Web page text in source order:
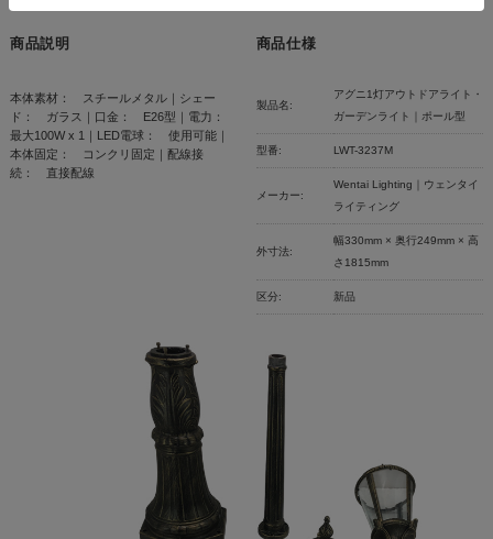
商品説明
本体素材： スチールメタル｜シェー
ド： ガラス｜口金： E26型｜電力：
最大100W x 1｜LED電球： 使用可能｜
本体固定： コンクリ固定｜配線接
続： 直接配線
商品仕様
製品名:
アグニ1灯アウトドアライト・
ガーデンライト｜ポール型
型番: LWT-3237M
メーカー:
Wentai Lighting｜ウェンタイ
ライティング
外寸法:
幅330mm × 奥行249mm × 高
さ1815mm
区分: 新品